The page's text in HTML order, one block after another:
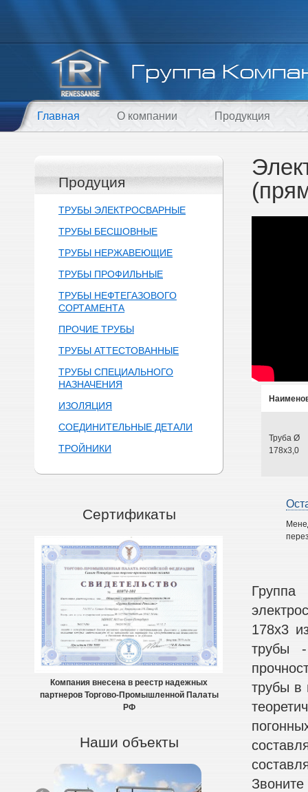
Главная О компании Продукция
Продуция
ТРУБЫ ЭЛЕКТРОСВАРНЫЕ
ТРУБЫ БЕСШОВНЫЕ
ТРУБЫ НЕРЖАВЕЮЩИЕ
ТРУБЫ ПРОФИЛЬНЫЕ
ТРУБЫ НЕФТЕГАЗОВОГО
СОРТАМЕНТА
ПРОЧИЕ ТРУБЫ
ТРУБЫ АТТЕСТОВАННЫЕ
ТРУБЫ СПЕЦИАЛЬНОГО
НАЗНАЧЕНИЯ
ИЗОЛЯЦИЯ
СОЕДИНИТЕЛЬНЫЕ ДЕТАЛИ
ТРОЙНИКИ
Сертификаты
Компания внесена в реестр надежных
партнеров Торгово-Промышленной Палаты
РФ
Наши объекты
Труба Ø
178х3,0
Группа
178х3
трубы
трубы в